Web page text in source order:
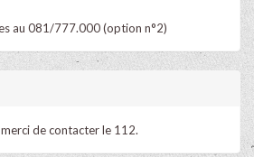
au 081/777.000 (option n°2)
de contacter le 112.